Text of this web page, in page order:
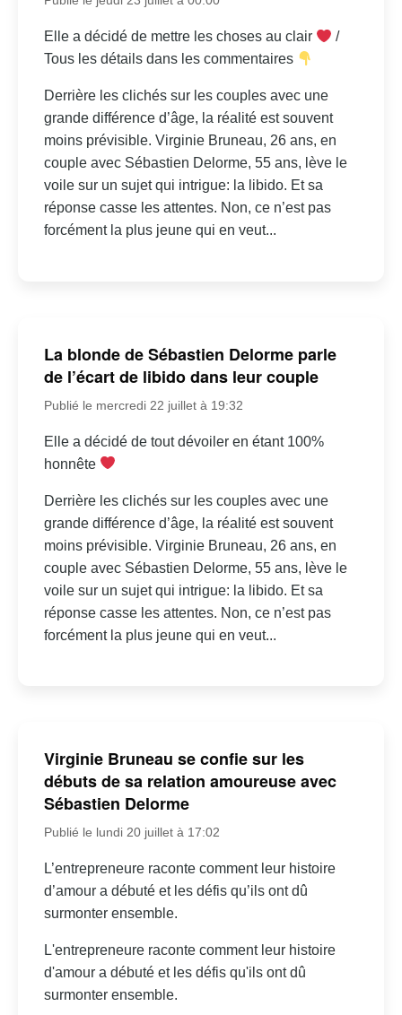
Elle a décidé de mettre les choses au clair
/
Tous les détails dans les commentaires
Derrière les clichés sur les couples avec une
grande différence d’âge, la réalité est souvent
moins prévisible. Virginie Bruneau, 26 ans, en
couple avec Sébastien Delorme, 55 ans, lève le
voile sur un sujet qui intrigue: la libido. Et sa
réponse casse les attentes. Non, ce n’est pas
forcément la plus jeune qui en veut...
La blonde de Sébastien Delorme parle
de l’écart de libido dans leur couple
Publié le mercredi 22 juillet à 19:32
Elle a décidé de tout dévoiler en étant 100%
honnête
Derrière les clichés sur les couples avec une
grande différence d’âge, la réalité est souvent
moins prévisible. Virginie Bruneau, 26 ans, en
couple avec Sébastien Delorme, 55 ans, lève le
voile sur un sujet qui intrigue: la libido. Et sa
réponse casse les attentes. Non, ce n’est pas
forcément la plus jeune qui en veut...
Virginie Bruneau se confie sur les
débuts de sa relation amoureuse avec
Sébastien Delorme
Publié le lundi 20 juillet à 17:02
L’entrepreneure raconte comment leur histoire
d’amour a débuté et les défis qu’ils ont dû
surmonter ensemble.
L'entrepreneure raconte comment leur histoire
d'amour a débuté et les défis qu'ils ont dû
surmonter ensemble.